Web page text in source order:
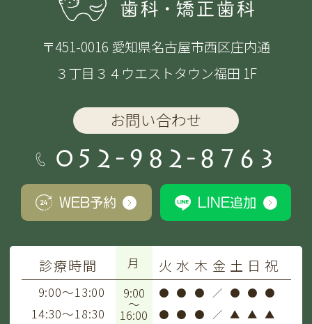
〒451-0016 愛知県名古屋市西区庄内通
３丁目３４ウエストタウン福田 1F
お問い合わせ
052-982-8763
WEB予約 LINE追加
診療時間 月 火 水 木 金 土 日 祝
9:00～13:00 9:00
～
16:00
● ● ● ／ ● ● ●
14:30～18:30 ● ● ● ／ ▲ ▲ ▲